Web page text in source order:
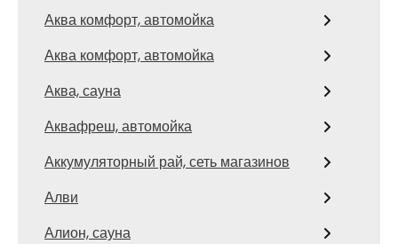
Аква комфорт, автомойка
Аква комфорт, автомойка
Аква, сауна
Аквафреш, автомойка
Аккумуляторный рай, сеть магазинов
Алви
Алион, сауна